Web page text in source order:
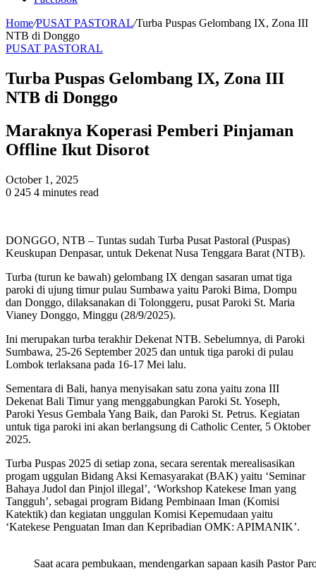
Home/PUSAT PASTORAL/Turba Puspas Gelombang IX, Zona III
NTB di Donggo
PUSAT PASTORAL
Turba Puspas Gelombang IX, Zona III
NTB di Donggo
Maraknya Koperasi Pemberi Pinjaman
Offline Ikut Disorot
October 1, 2025
0 245 4 minutes read
DONGGO, NTB – Tuntas sudah Turba Pusat Pastoral (Puspas)
Keuskupan Denpasar, untuk Dekenat Nusa Tenggara Barat (NTB).
Turba (turun ke bawah) gelombang IX dengan sasaran umat tiga
paroki di ujung timur pulau Sumbawa yaitu Paroki Bima, Dompu
dan Donggo, dilaksanakan di Tolonggeru, pusat Paroki St. Maria
Vianey Donggo, Minggu (28/9/2025).
Ini merupakan turba terakhir Dekenat NTB. Sebelumnya, di Paroki
Sumbawa, 25-26 September 2025 dan untuk tiga paroki di pulau
Lombok terlaksana pada 16-17 Mei lalu.
Sementara di Bali, hanya menyisakan satu zona yaitu zona III
Dekenat Bali Timur yang menggabungkan Paroki St. Yoseph,
Paroki Yesus Gembala Yang Baik, dan Paroki St. Petrus. Kegiatan
untuk tiga paroki ini akan berlangsung di Catholic Center, 5 Oktober
2025.
Turba Puspas 2025 di setiap zona, secara serentak merealisasikan
progam uggulan Bidang Aksi Kemasyarakat (BAK) yaitu ‘Seminar
Bahaya Judol dan Pinjol illegal’, ‘Workshop Katekese Iman yang
Tangguh’, sebagai program Bidang Pembinaan Iman (Komisi
Katektik) dan kegiatan unggulan Komisi Kepemudaan yaitu
‘Katekese Penguatan Iman dan Kepribadian OMK: APIMANIK’.
Saat acara pembukaan, mendengarkan sapaan kasih Pastor